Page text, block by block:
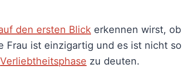
den ersten Blick erkennen wirst, ob
Frau ist einzigartig und es ist nicht so
Verliebtheitsphase zu deuten.